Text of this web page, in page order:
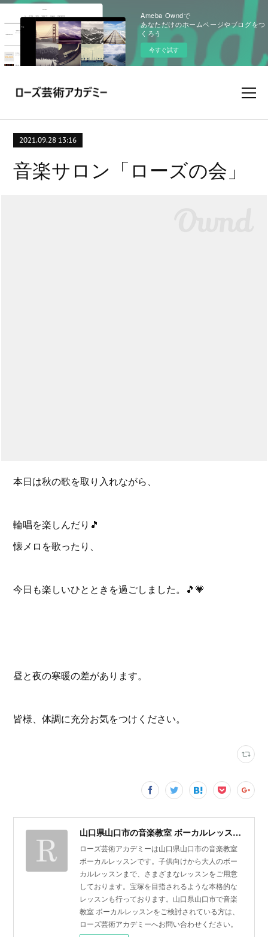
Ameba Owndで
あなただけのホームページやブログをつ
くろう
今すぐ試す
2021.09.28 13:16
音楽サロン「ローズの会」
本日は秋の歌を取り入れながら、
輪唱を楽しんだり🎵
懐メロを歌ったり、
今日も楽しいひとときを過ごしました。🎵💗
昼と夜の寒暖の差があります。
皆様、体調に充分お気をつけください。
山口県山口市の音楽教室 ボーカルレッスン | ローズ芸術アカデミー
ローズ芸術アカデミーは山口県山口市の音楽教室
ボーカルレッスンです。子供向けから大人のボー
カルレッスンまで、さまざまなレッスンをご用意
しております。宝塚を目指されるような本格的な
レッスンも行っております。山口県山口市で音楽
教室 ボーカルレッスンをご検討されている方は、
ローズ芸術アカデミーへお問い合わせください。